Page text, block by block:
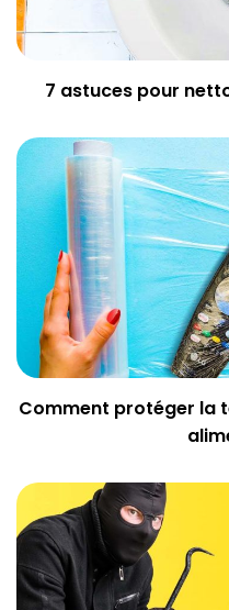
7 astuces pour
Comment protéger la